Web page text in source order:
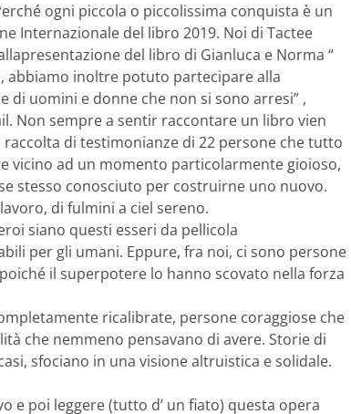
ogni piccola o piccolissima conquista è un
Internazionale del libro 2019. Noi di Tactee
del libro di Gianluca e Norma “
abbiamo inoltre potuto partecipare alla
di uomini e donne che non si sono arresi” ,
Non sempre a sentir raccontare un libro vien
di testimonianze di 22 persone che tutto
vicino ad un momento particolarmente gioioso,
stesso conosciuto per costruirne uno nuovo.
di fulmini a ciel sereno.
siano questi esseri da pellicola
per gli umani. Eppure, fra noi, ci sono persone
il superpotere lo hanno scovato nella forza
ricalibrate, persone coraggiose che
che nemmeno pensavano di avere. Storie di
sfociano in una visione altruistica e solidale.
e poi leggere (tutto d’ un fiato) questa opera